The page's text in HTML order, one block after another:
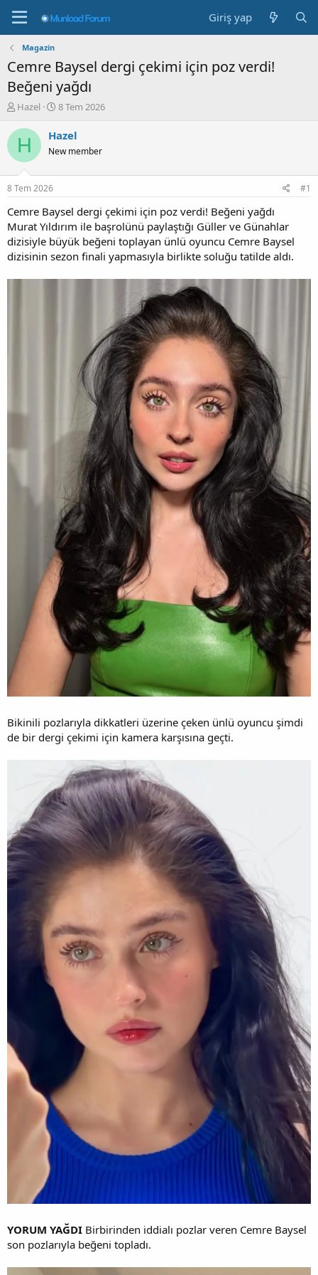
Giriş yap
Magazin
Cemre Baysel dergi çekimi için poz verdi!
Beğeni yağdı
K
n
b
u
u
b
a
l
a
t
Hazel
B
ş
a
ç
t
a
r
i
8 Tem 2026
H Hazel
New member
8 Tem 2026 #1
Cemre Baysel dergi çekimi için poz verdi! Beğeni yağdı
Murat Yıldırım ile başrolünü paylaştığı Güller ve Günahlar
dizisiyle büyük beğeni toplayan ünlü oyuncu Cemre Baysel
dizisinin sezon finali yapmasıyla birlikte soluğu tatilde aldı.
Bikinili pozlarıyla dikkatleri üzerine çeken ünlü oyuncu şimdi
de bir dergi çekimi için kamera karşısına geçti.
YORUM YAĞDI Birbirinden iddialı pozlar veren Cemre Baysel
son pozlarıyla beğeni topladı.